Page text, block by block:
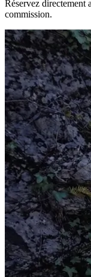
Réservez directement
commission.